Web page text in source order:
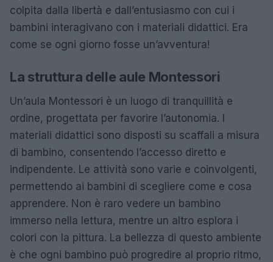
colpita dalla libertà e dall’entusiasmo con cui i
bambini interagivano con i materiali didattici. Era
come se ogni giorno fosse un’avventura!
La struttura delle aule Montessori
Un’aula Montessori è un luogo di tranquillità e
ordine, progettata per favorire l’autonomia. I
materiali didattici sono disposti su scaffali a misura
di bambino, consentendo l’accesso diretto e
indipendente. Le attività sono varie e coinvolgenti,
permettendo ai bambini di scegliere come e cosa
apprendere. Non è raro vedere un bambino
immerso nella lettura, mentre un altro esplora i
colori con la pittura. La bellezza di questo ambiente
è che ogni bambino può progredire al proprio ritmo,